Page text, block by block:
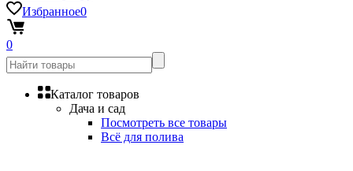
Избранное0
0
Каталог товаров
Дача и сад
Посмотреть все товары
Всё для полива